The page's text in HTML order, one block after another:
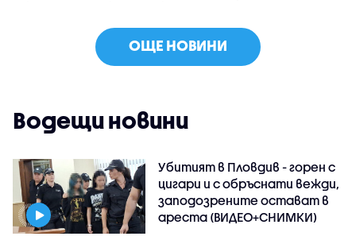
ОЩЕ НОВИНИ
Водещи новини
Убитият в Пловдив - горен с
цигари и с обръснати вежди,
заподозрените остават в
ареста (ВИДЕО+СНИМКИ)